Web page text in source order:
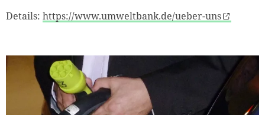
Details: https://www.umweltbank.de/ueber-uns